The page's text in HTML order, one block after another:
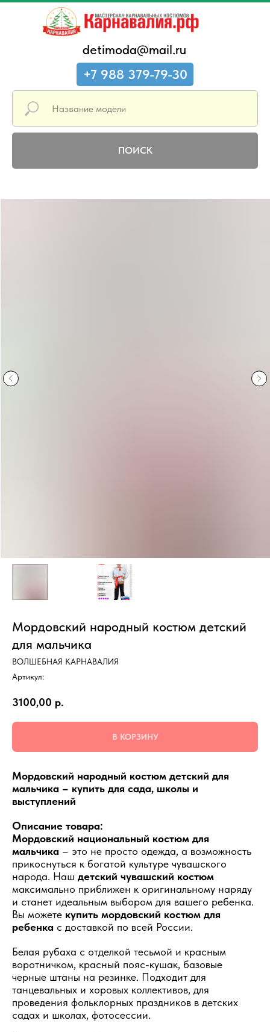
detimoda@mail.ru
+7 988 379-79-30
ПОИСК
Мордовский народный костюм детский
для мальчика
ВОЛШЕБНАЯ КАРНАВАЛИЯ
Артикул:
3100,00 р.
В КОРЗИНУ
Мордовский народный костюм детский для
мальчика – купить для сада, школы и
выступлений
Описание товара:
Мордовский национальный костюм для
мальчика – это не просто одежда, а возможность
прикоснуться к богатой культуре чувашского
народа. Наш детский чувашский костюм
максимально приближен к оригинальному наряду
и станет идеальным выбором для вашего ребенка.
Вы можете купить мордовский костюм для
ребенка с доставкой по всей России.
Белая рубаха с отделкой тесьмой и красным
воротничком, красный пояс-кушак, базовые
черные штаны на резинке. Подходит для
танцевальных и хоровых коллективов, для
проведения фольклорных праздников в детских
садах и школах, фотосессии.